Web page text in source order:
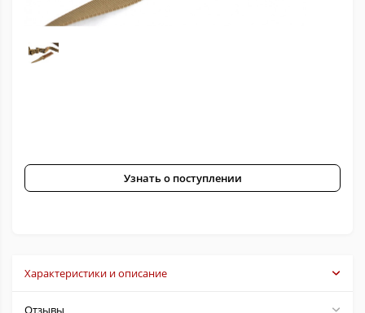
Узнать о поступлении
Характеристики и описание
Отзывы